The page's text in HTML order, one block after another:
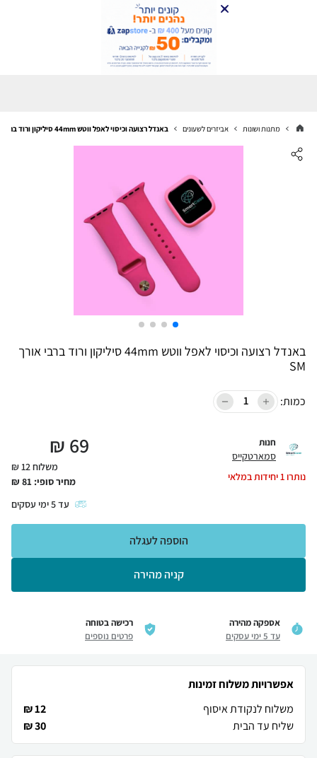
מתנות ושונות אביזרים לשעונים באנדל רצועה וכיסוי לאפל ווטש 44mm סיליקון ורוד ברבי אורך SM
באנדל רצועה וכיסוי לאפל ווטש 44mm סיליקון ורוד ברבי אורך
SM
כמות:
חנות
סמארטקייס
נותרו1יחידות במלאי
69
₪
משלוח 12 ₪
מחיר סופי: 81
₪
עד5ימי עסקים
קניה מהירה
הוספה לעגלה
אספקה מהירה
עד 5 ימי עסקים
רכישה בטוחה
פרטים נוספים
אפשרויות משלוח זמינות
משלוח לנקודת איסוף
12 ₪
שליח עד הבית
30 ₪